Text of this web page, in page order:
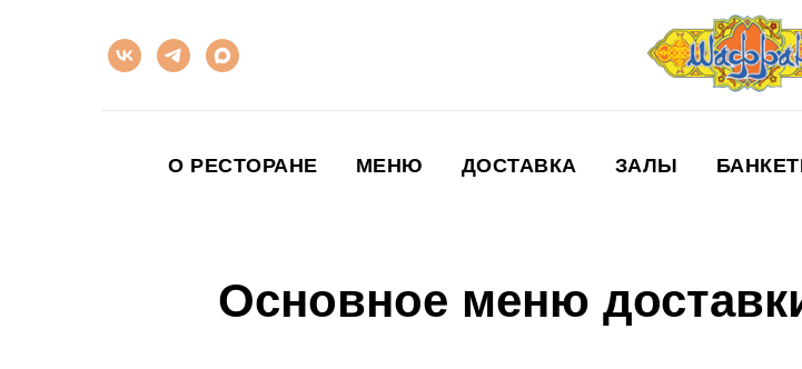
О РЕСТОРАНЕ МЕНЮ ДОСТАВКА ЗАЛЫ
Основное меню